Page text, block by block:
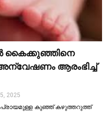
കൈക്കുഞ്ഞിനെ
ആരംഭിച്ച്‌
2025
പ്രായമുള്ള കുഞ്ഞ് കഴുത്തറുത്ത്